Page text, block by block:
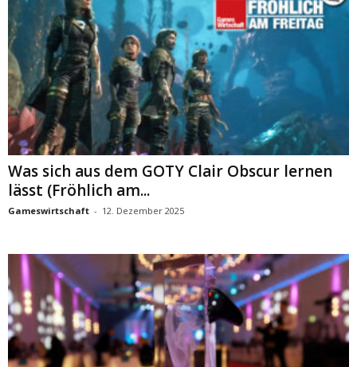
Was sich aus dem GOTY Clair Obscur lernen
lässt (Fröhlich am...
Gameswirtschaft - 12. Dezember 2025